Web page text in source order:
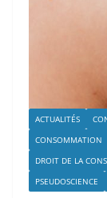
ACTUALITÉS
CONSOMMATION
DROIT DE LA
PSEUDOSCIENCE